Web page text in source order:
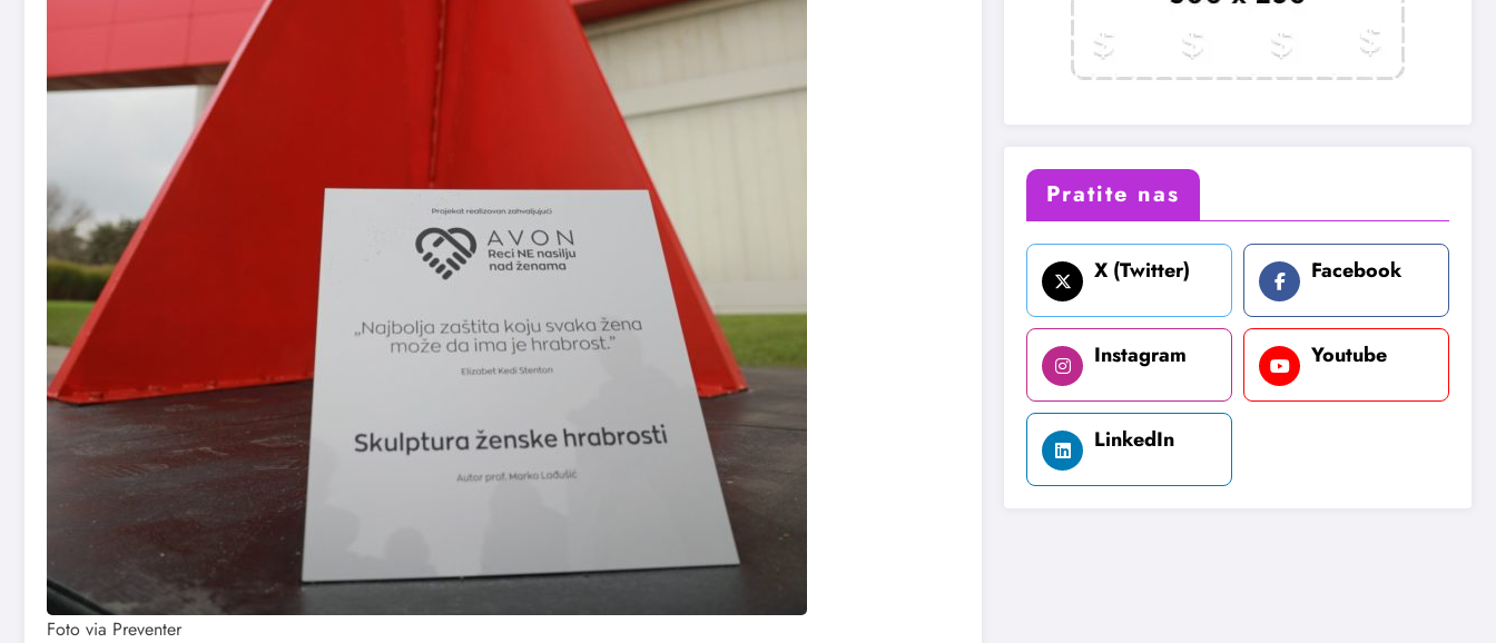
Foto via Preventer
Pratite nas
X (Twitter) Facebook
Instagram Youtube
LinkedIn